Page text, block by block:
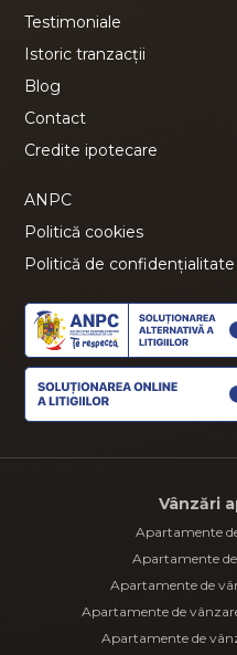
Testimoniale
Istoric tranzacții
Blog
Contact
Credite ipotecare
ANPC
Politică cookies
Politică de confidențialitate
Vânzări
Apartamente
Apartamente
Apartamente de
Apartamente de
Apartamente de